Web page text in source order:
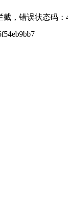
，错误状态码：